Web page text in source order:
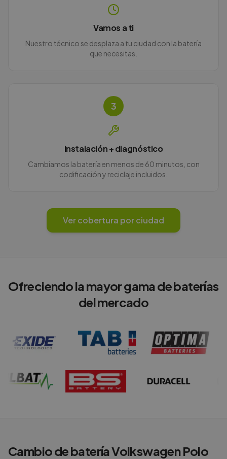
Vamos a ti
Nuestro técnico se desplaza a tu ciudad con la batería
que necesitas.
3
Instalación + diagnóstico
Cambiamos la batería en menos de 60 minutos, con
codificación y reciclaje incluidos.
Ver cobertura por ciudad
Ofreciendo la mayor gama de baterías
del mercado
Cambio de bateríaVolkswagenPolo